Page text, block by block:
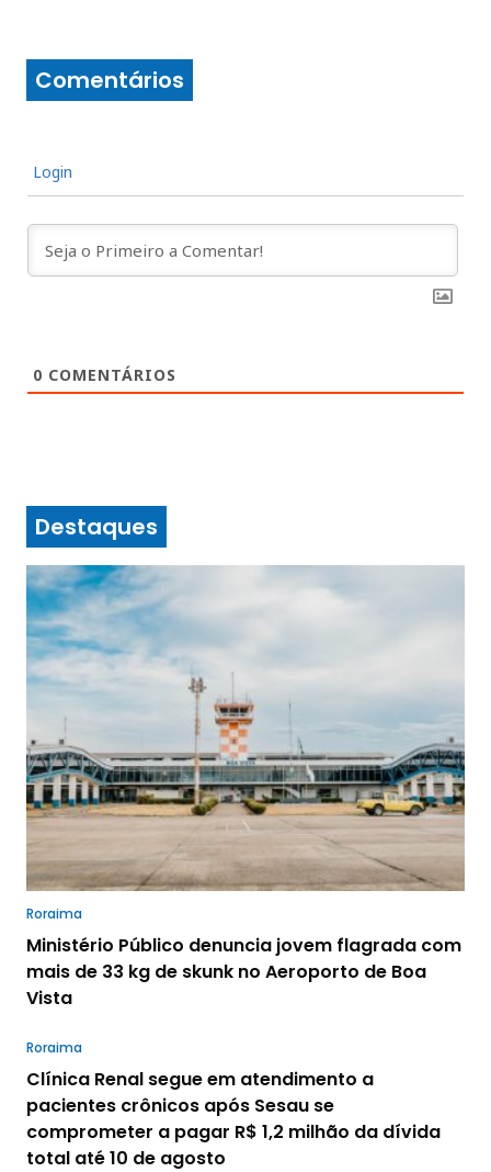
Comentários
Login
0 COMENTÁRIOS
Destaques
Roraima
Ministério Público denuncia jovem flagrada com
mais de 33 kg de skunk no Aeroporto de Boa
Vista
Roraima
Clínica Renal segue em atendimento a
pacientes crônicos após Sesau se
comprometer a pagar R$ 1,2 milhão da dívida
total até 10 de agosto